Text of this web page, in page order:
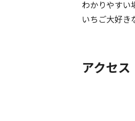
わかりやすい
いちご大好き
アクセス